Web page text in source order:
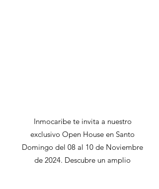
Inmocaribe te invita a nuestro
exclusivo Open House en Santo
Domingo del 08 al 10 de Noviembre
de 2024. Descubre un amplio